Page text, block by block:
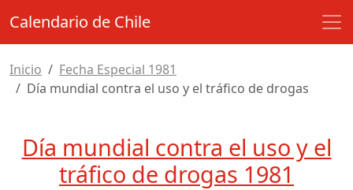
Calendario de Chile
Inicio
Fecha Especial 1981
Día mundial contra el uso y el tráfico de drogas
Día mundial contra el uso y el
tráfico de drogas 1981